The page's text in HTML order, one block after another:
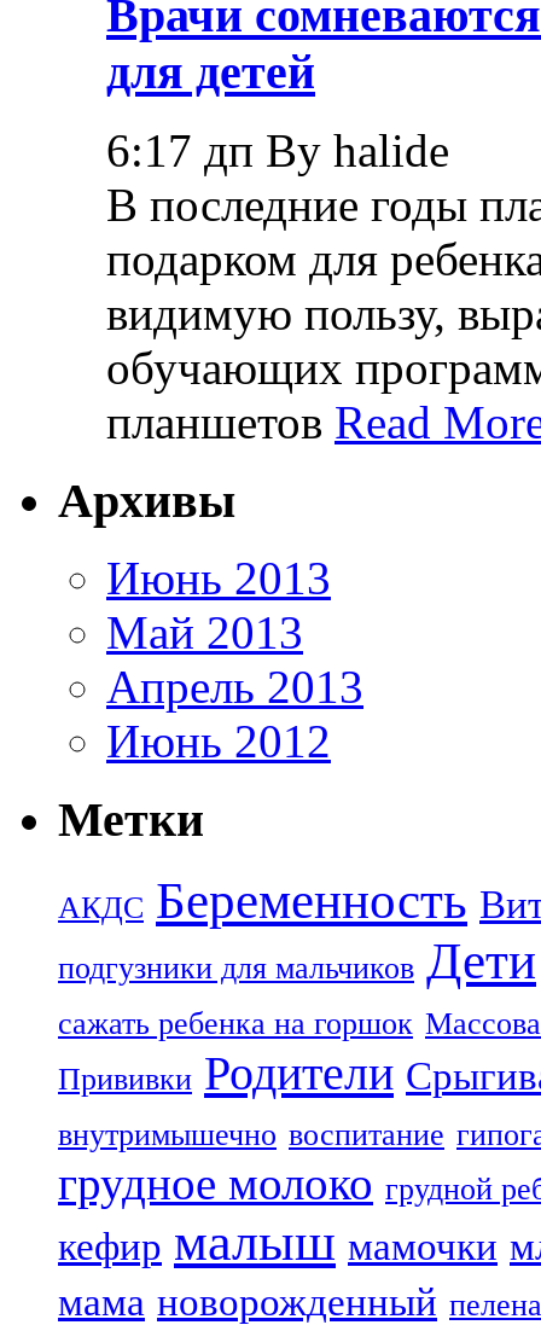
Врачи
для детей
6:17 дп By halide
В последние годы
подарком для
видимую пользу,
обучающих
планшетов Read
Архивы
Июнь 2013
Май 2013
Апрель 2013
Июнь 2012
Метки
АКДС Беременность
подгузники для мальчиков Дети
сажать ребенка на горшок
Прививки Родители
внутримышечно воспитание
грудное молоко грудной
кефир малыш мамочки
мама новорожденный